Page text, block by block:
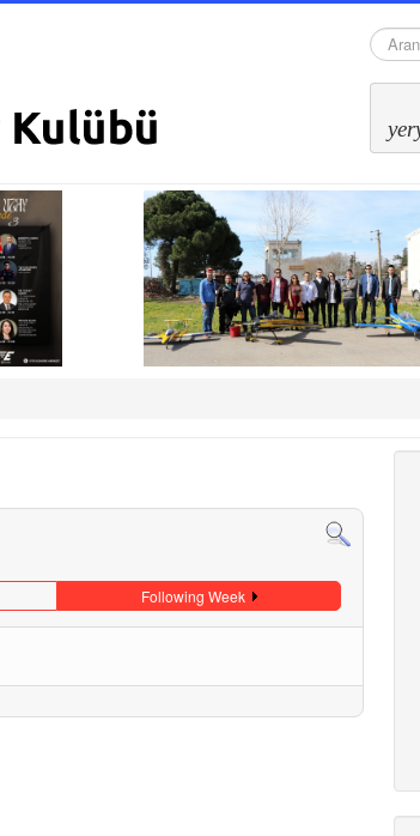
Following Week